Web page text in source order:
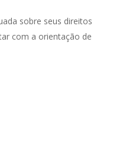
sobre seus direitos
com a orientação de